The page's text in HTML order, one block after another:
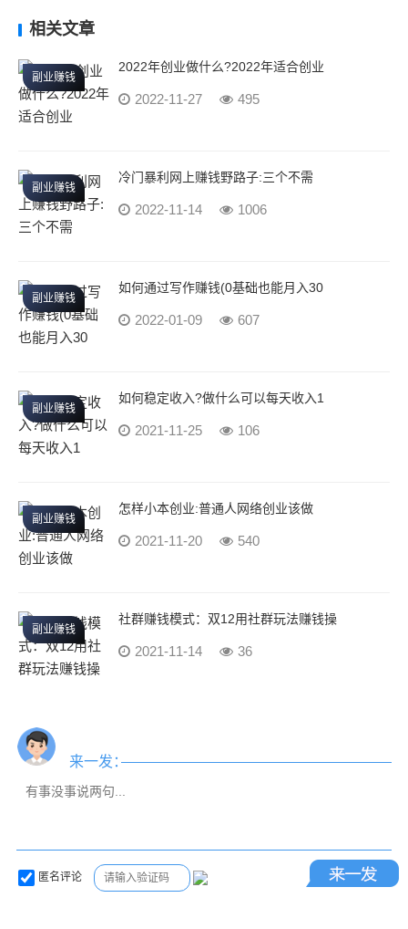
相关文章
副业赚钱
2022年创业做什么?2022年适合创业
2022-11-27 495
副业赚钱
冷门暴利网上赚钱野路子:三个不需
2022-11-14 1006
副业赚钱
如何通过写作赚钱(0基础也能月入30
2022-01-09 607
副业赚钱
如何稳定收入?做什么可以每天收入1
2021-11-25 106
副业赚钱
怎样小本创业:普通人网络创业该做
2021-11-20 540
副业赚钱
社群赚钱模式：双12用社群玩法赚钱操
2021-11-14 36
来一发：
匿名评论